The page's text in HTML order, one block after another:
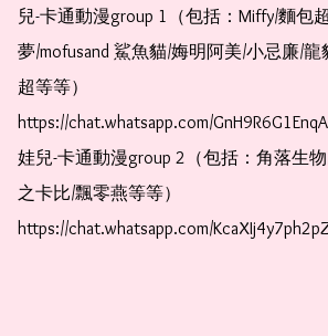
兒-卡通動漫group 1（包括：Miffy/麵包
夢/mofusand 鯊魚貓/娒明阿美/小忌廉/龍
超等等）
https://chat.whatsapp.com/
娃兒-卡通動漫group 2（包括：角落生
之卡比/飄零燕等等）
https://chat.whatsapp.com/